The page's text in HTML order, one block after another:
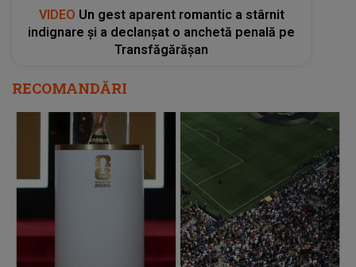
VIDEO Un gest aparent romantic a stârnit
indignare și a declanșat o anchetă penală pe
Transfăgărășan
RECOMANDĂRI